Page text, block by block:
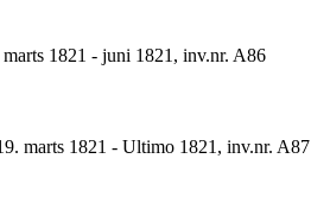
1821 - juni 1821, inv.nr. A86
marts 1821 - Ultimo 1821, inv.nr. A87